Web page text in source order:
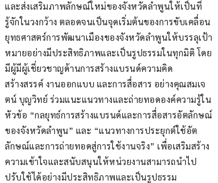
และส่งเสริมภาพลักษณ์ใหม่ของจังหวัดลำพูนให้เป็นที่
รู้จักในวงกว้าง ตลอดจนเป็นจุดเริ่มต้นของการขับเคลื่อน
ยุทธศาสตร์การพัฒนาเมืองของจังหวัดลำพูนให้บรรลุเป้า
หมายอย่างมีประสิทธิภาพและเป็นรูปธรรมในทุกมิติ โดย
มีผู้มีผู้เชี่ยวชาญด้านการสร้างแบรนด์ความคิด
สร้างสรรค์ งานออกแบบ และการสื่อสาร อย่างคุณสมเจ
ตน์ บุญวิทย์ ร่วมแนะแนวทางและถ่ายทอดองค์ความรู้ใน
หัวข้อ “กลยุทธ์การสร้างแบรนด์และการสื่อสารอัตลักษณ์
ของจังหวัดลำพูน” และ “แนวทางการประยุกต์ใช้อัต
ลักษณ์และการถ่ายทอดสู่การใช้งานจริง” เพื่อเสริมสร้าง
ความเข้าใจและสนับสนุนให้หน่วยงานสามารถนำไป
ปรับใช้ได้อย่างมีประสิทธิภาพและเป็นรูปธรรม